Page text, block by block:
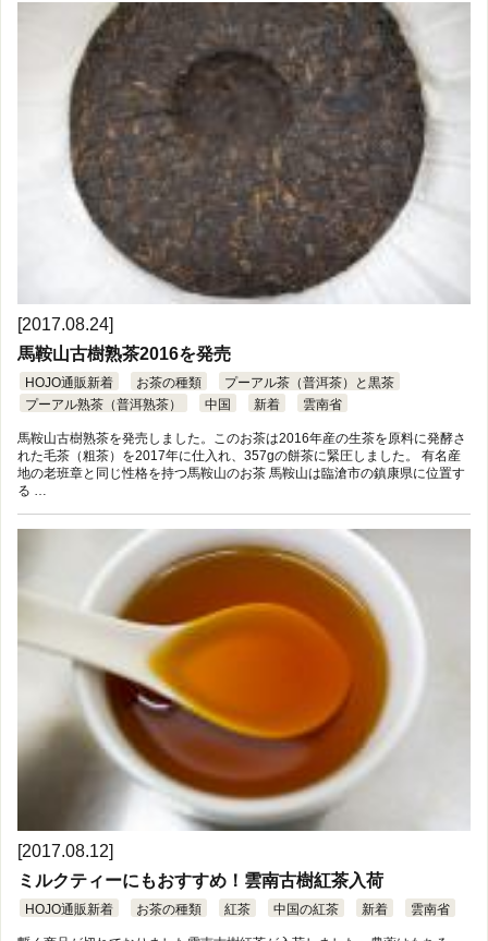
[2017.08.24]
馬鞍山古樹熟茶2016を発売
HOJO通販新着 お茶の種類
プーアル茶（普洱茶）と黒茶
プーアル熟茶（普洱熟茶）
中国 新着 雲南省
馬鞍山古樹熟茶を発売しました。このお茶は2016年産の生茶を原料に発酵さ
れた毛茶（粗茶）を2017年に仕入れ、357gの餅茶に緊圧しました。 有名産
地の老班章と同じ性格を持つ馬鞍山のお茶 馬鞍山は臨滄市の鎮康県に位置す
る …
[2017.08.12]
ミルクティーにもおすすめ！雲南古樹紅茶入荷
HOJO通販新着 お茶の種類 紅茶 中国の紅茶 新着 雲南省